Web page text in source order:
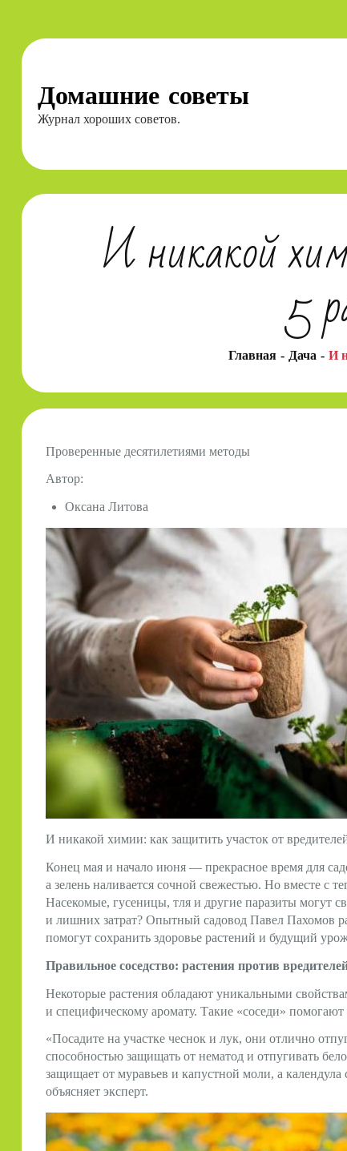
Перейти
Домашние советы
Журнал хороших советов.
И никакой
5
Главная Дача И
Проверенные десятилетиями методы
Автор:
Оксана Литова
И никакой химии: как защитить участок от
Конец мая и начало июня — прекрасное время для
а зелень наливается сочной свежестью. Но вместе с
Насекомые, гусеницы, тля и другие паразиты могут
и лишних затрат? Опытный садовод Павел Пахомов
помогут сохранить здоровье растений и будущий
Правильное соседство: растения против
Некоторые растения обладают уникальными
и специфическому аромату. Такие «соседи» помогают
«Посадите на участке чеснок и лук, они отлично
способностью защищать от нематод и отпугивать
защищает от муравьев и капустной моли, а
объясняет эксперт.